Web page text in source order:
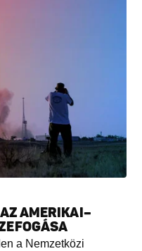
AMERIKAI–
a Nemzetközi